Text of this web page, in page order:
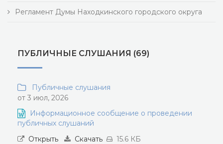
Регламент Думы Находкинского городского округа
ПУБЛИЧНЫЕ СЛУШАНИЯ (69)
Публичные слушания
от 3 июл, 2026
Информационное сообщение о проведении
публичных слушаний
Открыть
Скачать 15.6 КБ